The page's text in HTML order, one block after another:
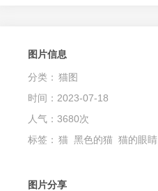
图片信息
分类： 猫图
时间：2023-07-18
人气：3680次
标签： 猫 黑色的猫 猫的眼睛
图片分享